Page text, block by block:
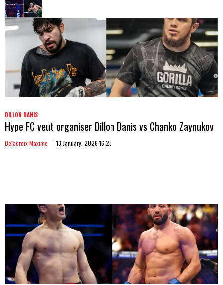
DILLON DANIS
Hype FC veut organiser Dillon Danis vs Chanko Zaynukov
Delacroix Maxime 13 January, 2026 16:28